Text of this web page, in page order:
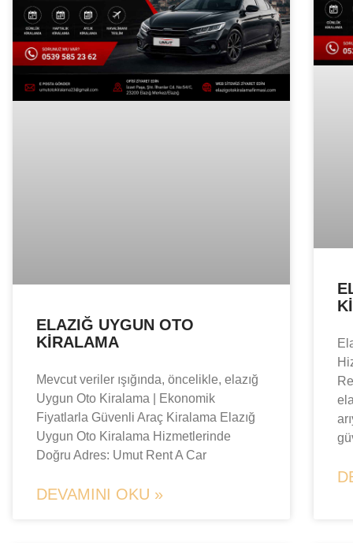
ELAZIĞ UYGUN OTO
KIRALAMA
Mevcut veriler ışığında, öncelikle, elazığ
Uygun Oto Kiralama | Ekonomik
Fiyatlarla Güvenli Araç Kiralama Elazığ
Uygun Oto Kiralama Hizmetlerinde
Doğru Adres: Umut Rent A Car
DEVAMINI OKU »